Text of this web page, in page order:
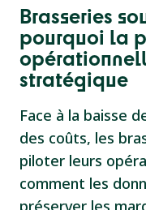
Brasseries
pourquoi la
stratégique
Face à la baisse
des coûts, les
piloter leurs
comment les
préserver les